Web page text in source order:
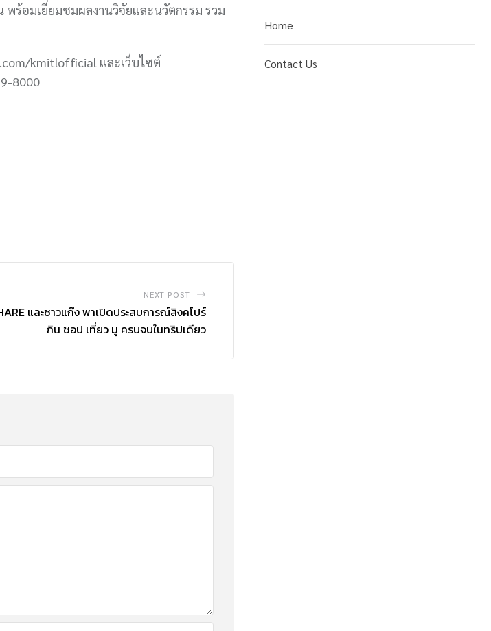
ร้อมเยี่ยมชมผลงานวิจัยและนวัตกรรม รวม
kmitlofficial และเว็บไซต์
8000
NEXT POST
และชาวแก๊ง พาเปิดประสบการณ์สิงคโปร์
กิน ชอป เที่ยว มู ครบจบในทริปเดียว
Home
Contact Us